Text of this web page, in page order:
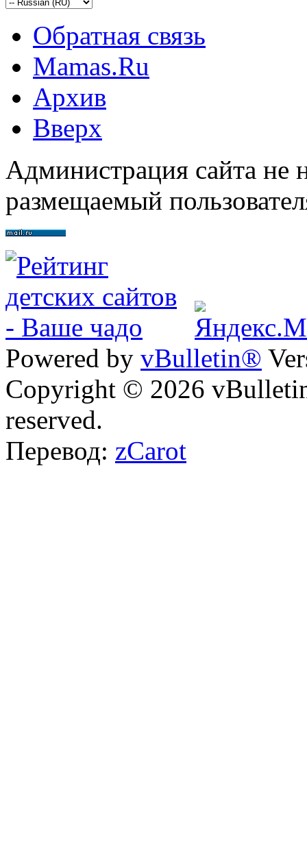
Обратная связь
Mamas.Ru
Архив
Вверх
Администрация сайта не
размещаемый
Powered by vBulletin®
Copyright © 2026
reserved.
Перевод: zCarot